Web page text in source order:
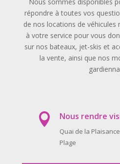
Nous sommes disponibles
répondre à toutes vos
de nos locations de véhicules
à votre service pour vous
sur nos bateaux, jet-skis et
la vente, ainsi que nos
 Nous rendre
Quai de la
Plage